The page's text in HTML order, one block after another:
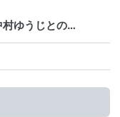
村ゆうじとの…